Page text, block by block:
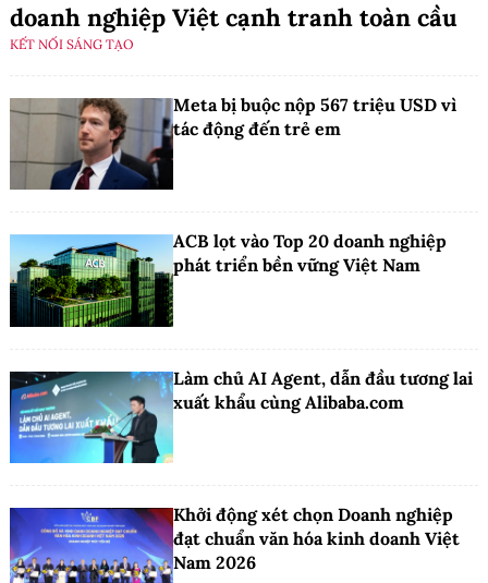
doanh nghiệp Việt cạnh tranh toàn cầu
KẾT NỐI SÁNG TẠO
Meta bị buộc nộp 567 triệu USD vì
tác động đến trẻ em
ACB lọt vào Top 20 doanh nghiệp
phát triển bền vững Việt Nam
Làm chủ AI Agent, dẫn đầu tương lai
xuất khẩu cùng Alibaba.com
Khởi động xét chọn Doanh nghiệp
đạt chuẩn văn hóa kinh doanh Việt
Nam 2026